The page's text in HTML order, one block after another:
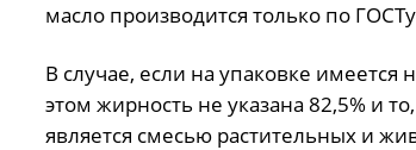
масло производится только по
В случае, если на упаковке
этом жирность не указана 82,5% и
является смесью растительных и